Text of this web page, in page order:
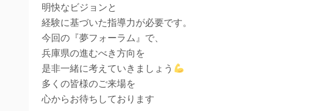
明快なビジョンと
経験に基づいた指導力が必要です。
今回の『夢フォーラム』で、
兵庫県の進むべき方向を
是非一緒に考えていきましょう
多くの皆様のご来場を
心からお待ちしております